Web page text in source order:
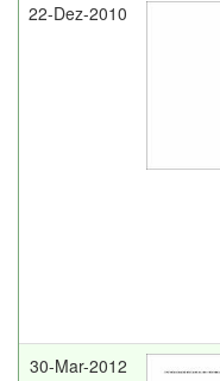
22-Dez-2010
30-Mar-2012